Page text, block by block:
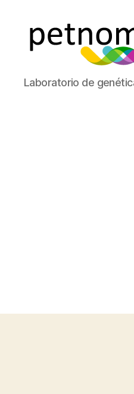
Petnomic
-
Laboratorio de